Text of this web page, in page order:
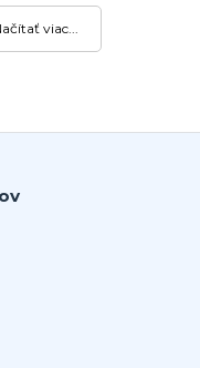
viac...